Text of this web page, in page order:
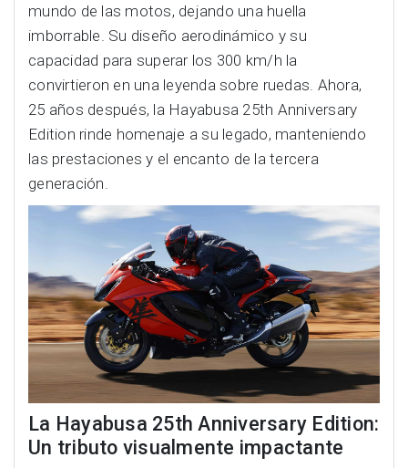
mundo de las motos, dejando una huella
imborrable. Su diseño aerodinámico y su
capacidad para superar los 300 km/h la
convirtieron en una leyenda sobre ruedas. Ahora,
25 años después, la Hayabusa 25th Anniversary
Edition rinde homenaje a su legado, manteniendo
las prestaciones y el encanto de la tercera
generación.
La Hayabusa 25th Anniversary Edition:
Un tributo visualmente impactante